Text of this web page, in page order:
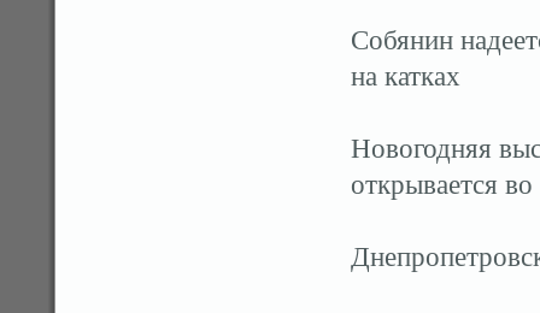
Собянин
на катках
Новогодняя
открывается